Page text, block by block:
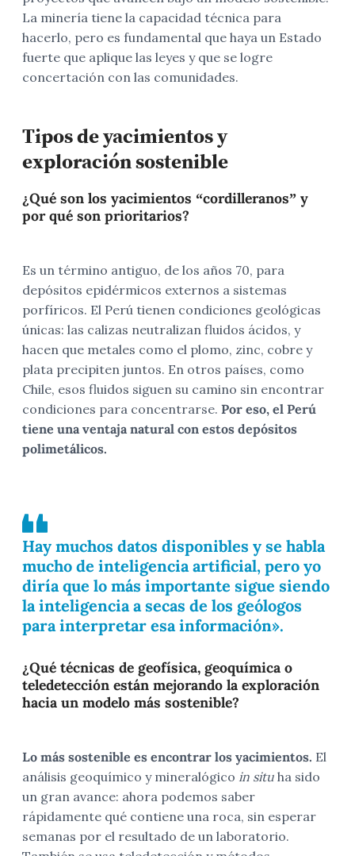
La minería tiene la capacidad técnica para
hacerlo, pero es fundamental que haya un Estado
fuerte que aplique las leyes y que se logre
concertación con las comunidades.
Tipos de yacimientos y
exploración sostenible
¿Qué son los yacimientos “cordilleranos” y
por qué son prioritarios?
Es un término antiguo, de los años 70, para
depósitos epidérmicos externos a sistemas
porfíricos. El Perú tienen condiciones geológicas
únicas: las calizas neutralizan fluidos ácidos, y
hacen que metales como el plomo, zinc, cobre y
plata precipiten juntos. En otros países, como
Chile, esos fluidos siguen su camino sin encontrar
condiciones para concentrarse. Por eso, el Perú
tiene una ventaja natural con estos depósitos
polimetálicos.
Hay muchos datos disponibles y se habla
mucho de inteligencia artificial, pero yo
diría que lo más importante sigue siendo
la inteligencia a secas de los geólogos
para interpretar esa información».
¿Qué técnicas de geofísica, geoquímica o
teledetección están mejorando la exploración
hacia un modelo más sostenible?
Lo más sostenible es encontrar los yacimientos. El
análisis geoquímico y mineralógico in situ ha sido
un gran avance: ahora podemos saber
rápidamente qué contiene una roca, sin esperar
semanas por el resultado de un laboratorio.